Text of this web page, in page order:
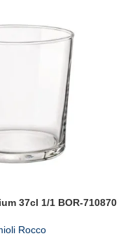
37cl 1/1 BOR-710870
Rocco